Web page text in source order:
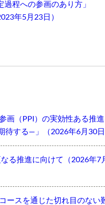
過程への参画のあり方」
年5月23日）
画（PPI）の実効性ある推
待する―」（2026年6月30日
る推進に向けて（2026年7
ースを通じた切れ目のない